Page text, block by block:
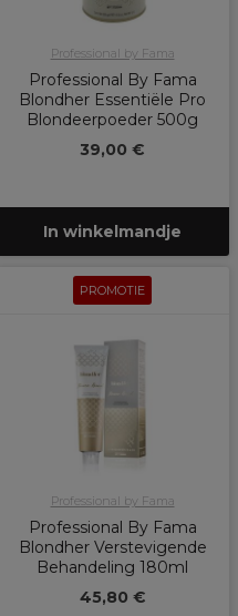
Professional by Fama
Professional By Fama
Blondher Essentiële Pro
Blondeerpoeder 500g
39,00 €
In winkelmandje
PROMOTIE
Professional by Fama
Professional By Fama
Blondher Verstevigende
Behandeling 180ml
45,80 €